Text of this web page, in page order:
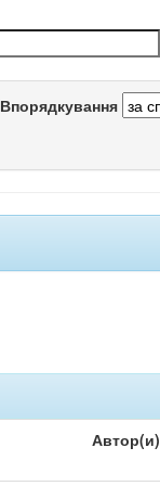
Впорядкування
Автор(и)